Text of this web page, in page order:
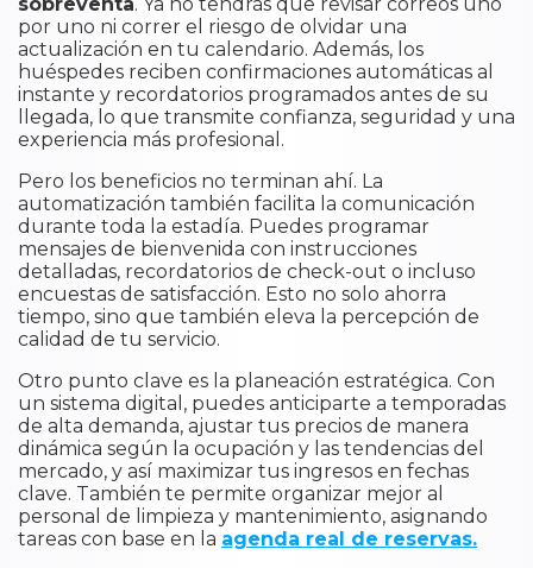
por uno ni correr el riesgo de olvidar una
actualización en tu calendario. Además, los
huéspedes reciben confirmaciones automáticas al
instante y recordatorios programados antes de su
llegada, lo que transmite confianza, seguridad y una
experiencia más profesional.
Pero los beneficios no terminan ahí. La
automatización también facilita la comunicación
durante toda la estadía. Puedes programar
mensajes de bienvenida con instrucciones
detalladas, recordatorios de check-out o incluso
encuestas de satisfacción. Esto no solo ahorra
tiempo, sino que también eleva la percepción de
calidad de tu servicio.
Otro punto clave es la planeación estratégica. Con
un sistema digital, puedes anticiparte a temporadas
de alta demanda, ajustar tus precios de manera
dinámica según la ocupación y las tendencias del
mercado, y así maximizar tus ingresos en fechas
clave. También te permite organizar mejor al
personal de limpieza y mantenimiento, asignando
tareas con base en la agenda real de reservas.